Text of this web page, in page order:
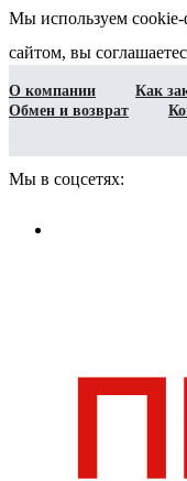
Мы используем cookie-
сайтом, вы
О компании Как
Обмен и возврат
Мы в соцсетях: